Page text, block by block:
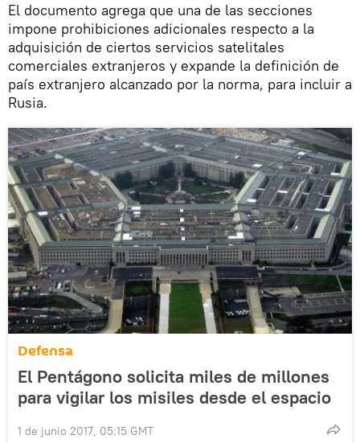
El documento agrega que una de las secciones
impone prohibiciones adicionales respecto a la
adquisición de ciertos servicios satelitales
comerciales extranjeros y expande la definición de
país extranjero alcanzado por la norma, para incluir a
Rusia.
Defensa
El Pentágono solicita miles de millones
para vigilar los misiles desde el espacio
1 de junio 2017, 05:15 GMT